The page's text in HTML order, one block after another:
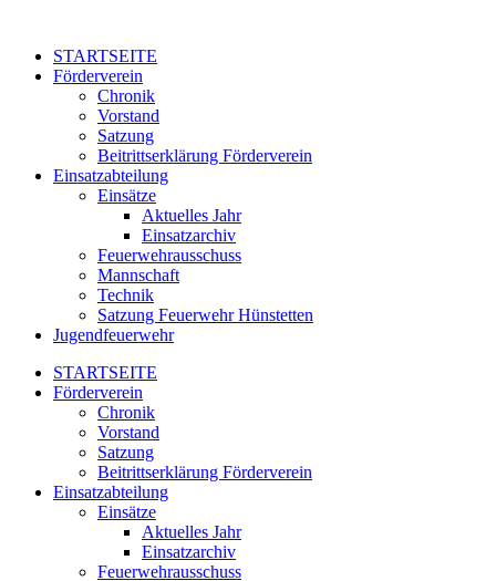
springenSTARTSEITE
Förderverein
Chronik
Vorstand
Satzung
Beitrittserklärung Förderverein
Einsatzabteilung
Einsätze
Aktuelles Jahr
Einsatzarchiv
Feuerwehrausschuss
Mannschaft
Technik
Satzung Feuerwehr Hünstetten
Jugendfeuerwehr
STARTSEITE
Förderverein
Chronik
Vorstand
Satzung
Beitrittserklärung Förderverein
Einsatzabteilung
Einsätze
Aktuelles Jahr
Einsatzarchiv
Feuerwehrausschuss